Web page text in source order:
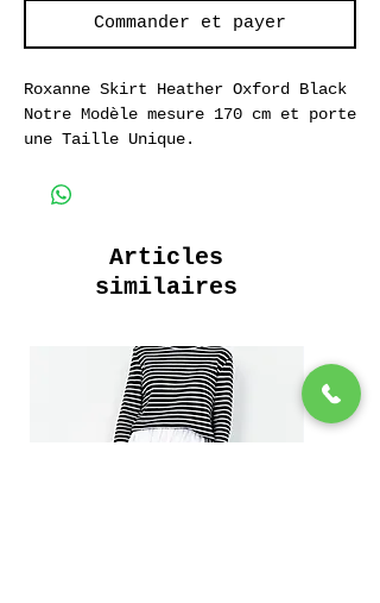
Commander et payer
Roxanne Skirt Heather Oxford Black
Notre Modèle mesure 170 cm et porte
une Taille Unique.
Jupe Longue
Tissu 100% Coton Oxford Chiné
200 Grammes
Elasticated Waist
2 inside pockets
100% Heather Oxford Cotton
Articles
similaires